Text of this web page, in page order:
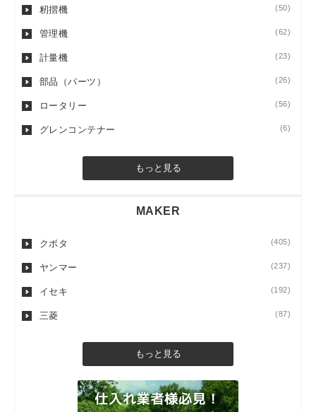
籾摺機 (50)
管理機 (62)
計量機 (23)
部品（パーツ） (26)
ロータリー (56)
グレンコンテナー (6)
もっと見る
MAKER
クボタ (405)
ヤンマー (237)
イセキ (192)
三菱 (87)
もっと見る